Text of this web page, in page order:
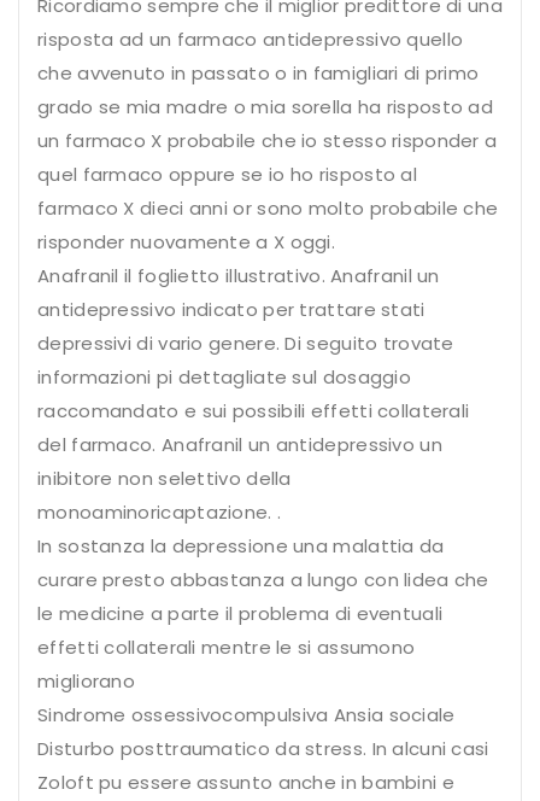
Ricordiamo sempre che il miglior predittore di una
risposta ad un farmaco antidepressivo quello
che avvenuto in passato o in famigliari di primo
grado se mia madre o mia sorella ha risposto ad
un farmaco X probabile che io stesso risponder a
quel farmaco oppure se io ho risposto al
farmaco X dieci anni or sono molto probabile che
risponder nuovamente a X oggi.
Anafranil il foglietto illustrativo. Anafranil un
antidepressivo indicato per trattare stati
depressivi di vario genere. Di seguito trovate
informazioni pi dettagliate sul dosaggio
raccomandato e sui possibili effetti collaterali
del farmaco. Anafranil un antidepressivo un
inibitore non selettivo della
monoaminoricaptazione. .
In sostanza la depressione una malattia da
curare presto abbastanza a lungo con lidea che
le medicine a parte il problema di eventuali
effetti collaterali mentre le si assumono
migliorano
Sindrome ossessivocompulsiva Ansia sociale
Disturbo posttraumatico da stress. In alcuni casi
Zoloft pu essere assunto anche in bambini e